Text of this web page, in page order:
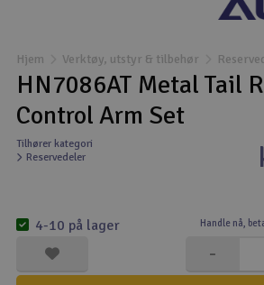
Droner
Droner for FPV
Fly
Helikopter
Kamerautstyr
Hjem Verktøy, utstyr & tilbehør
HN7086AT Metal Tail
Control Arm Set
Tilhører kategori
Reservedeler
Handle nå,
-
4-10 på lager